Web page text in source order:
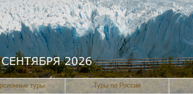
туры Туры по России